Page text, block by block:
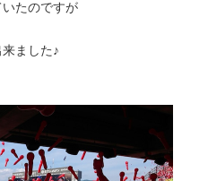
たのですが
ました♪